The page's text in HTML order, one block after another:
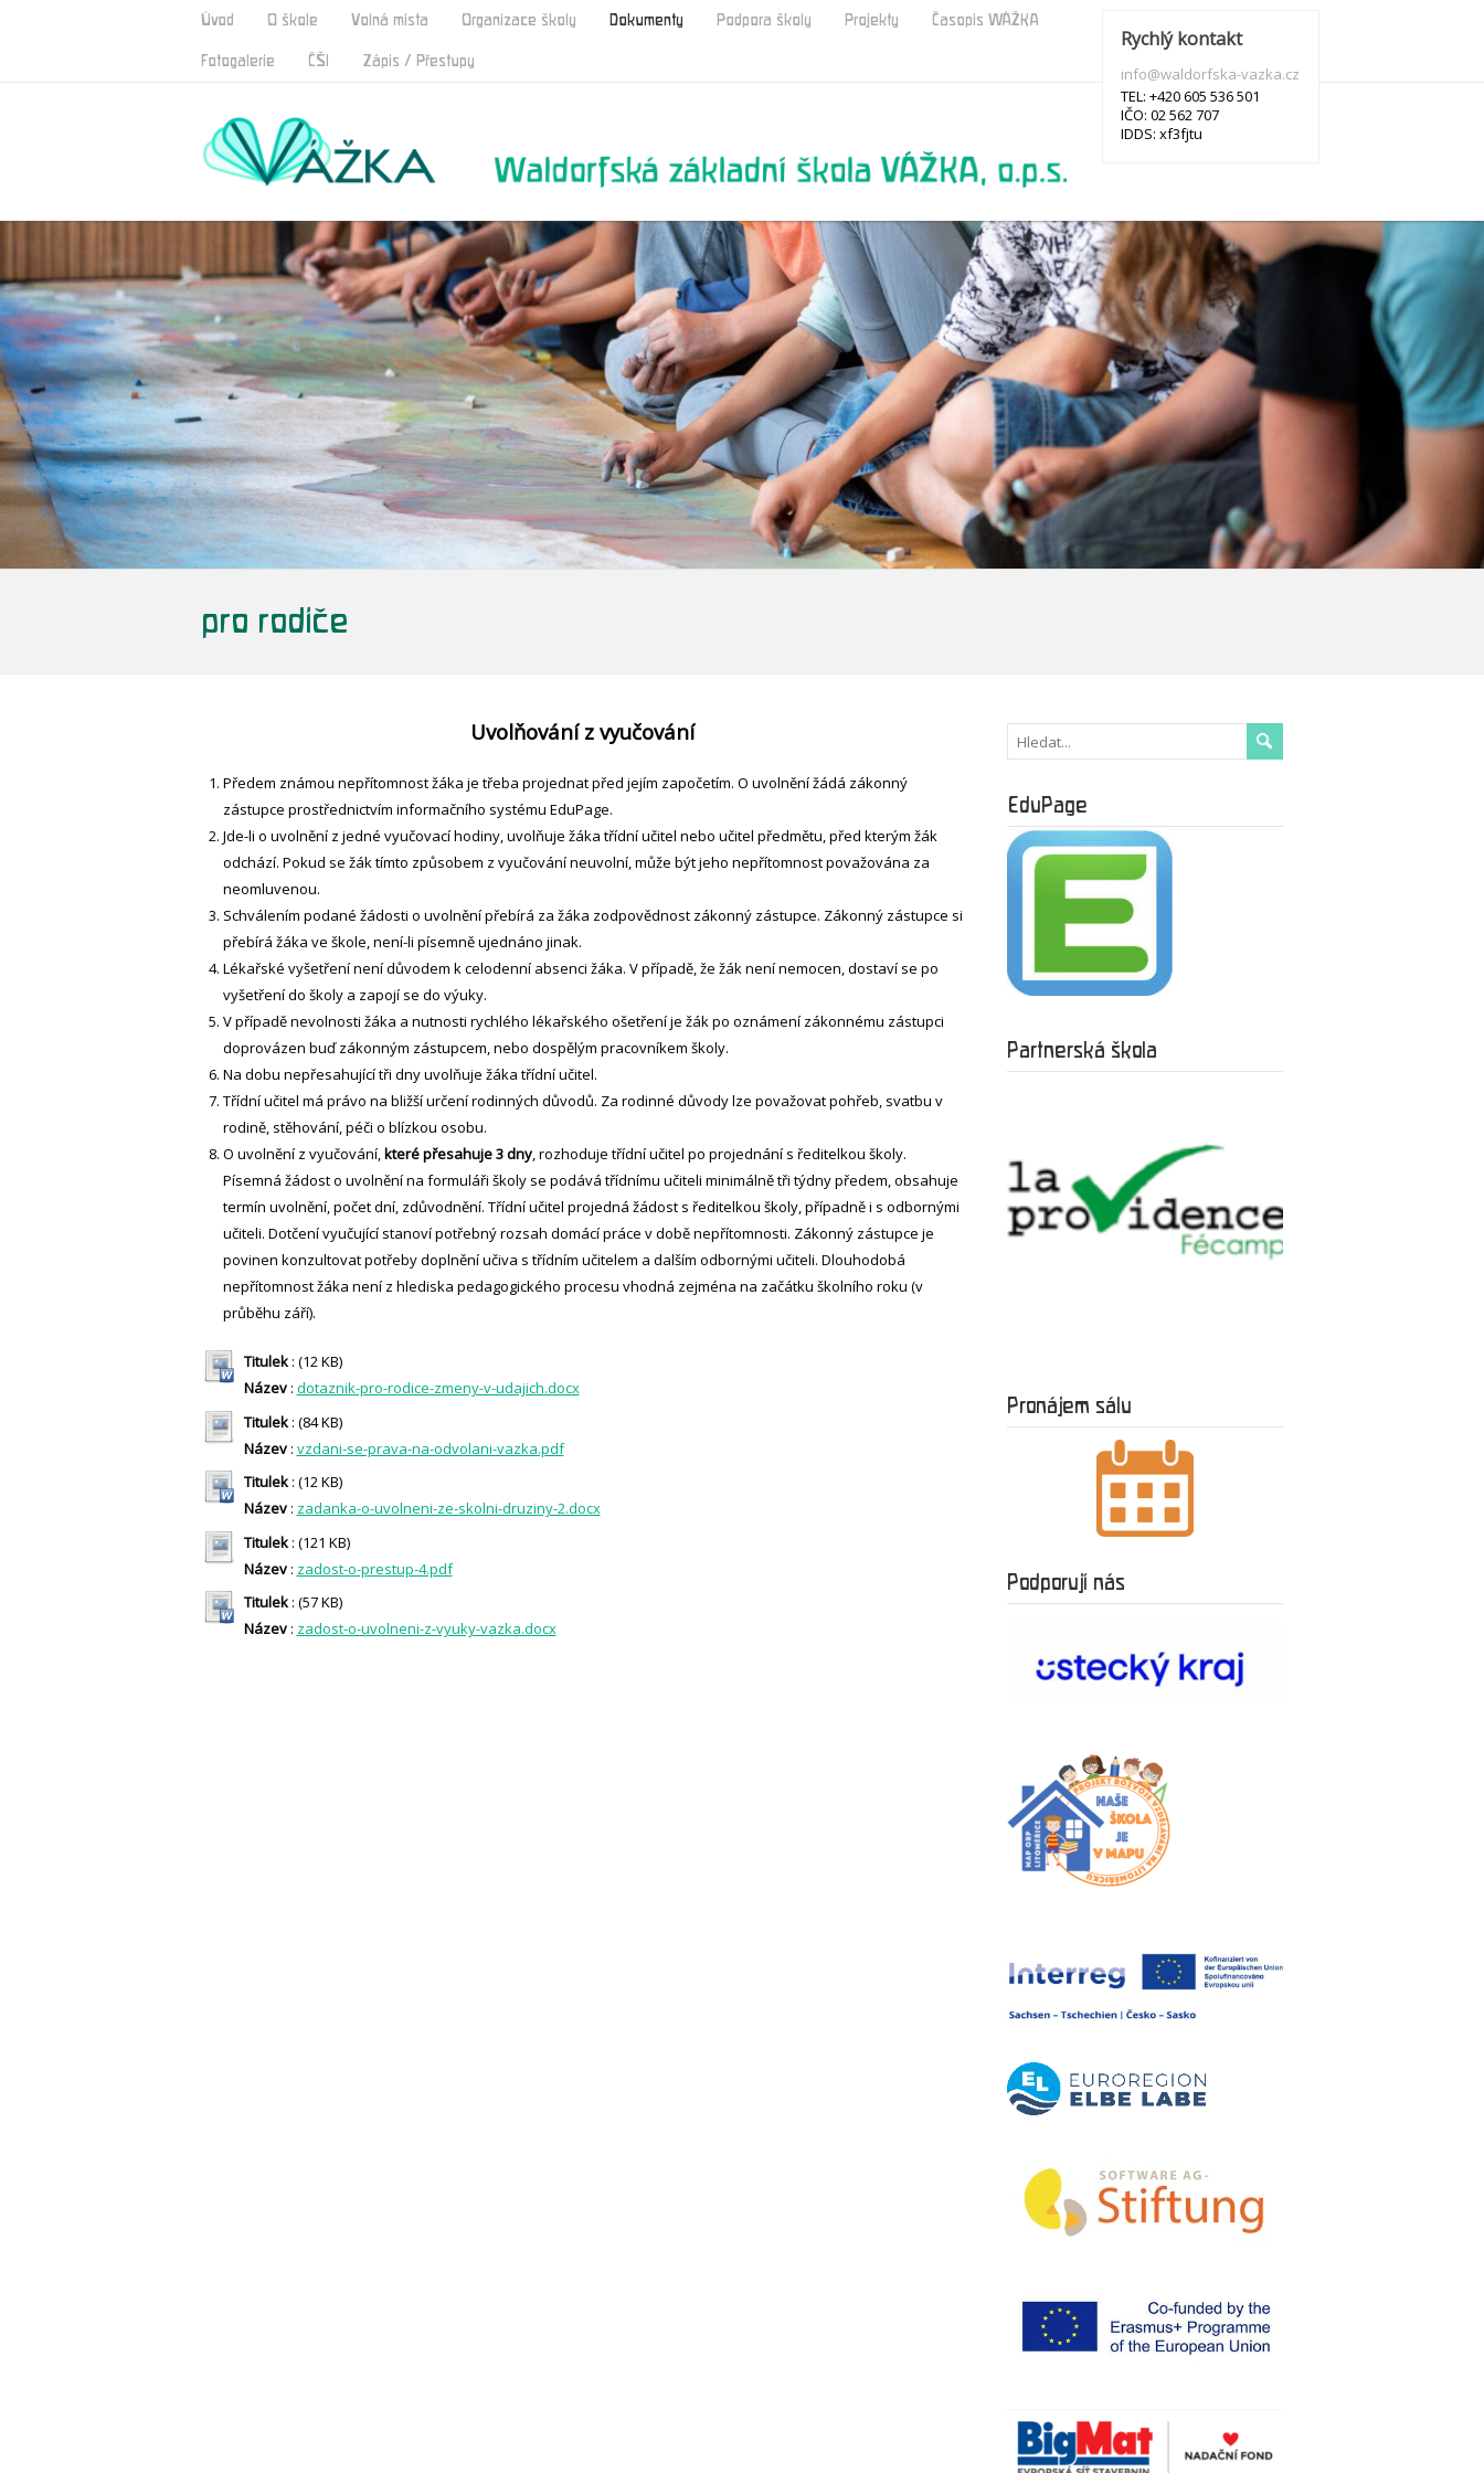
Úvod O škole Volná místa Organizace školy Dokumenty Podpora školy Projekty Časopis WÁŽKA
Fotogalerie ČŠI Zápis / Přestupy
Rychlý kontakt
info@waldorfska-vazka.cz
TEL: +420 605 536 501
IČO: 02 562 707
IDDS: xf3fjtu
pro rodiče
Uvolňování z vyučování
Předem známou nepřítomnost žáka je třeba projednat před jejím započetím. O uvolnění žádá zákonný
zástupce prostřednictvím informačního systému EduPage.
Jde-li o uvolnění z jedné vyučovací hodiny, uvolňuje žáka třídní učitel nebo učitel předmětu, před kterým žák
odchází. Pokud se žák tímto způsobem z vyučování neuvolní, může být jeho nepřítomnost považována za
neomluvenou.
Schválením podané žádosti o uvolnění přebírá za žáka zodpovědnost zákonný zástupce. Zákonný zástupce si
přebírá žáka ve škole, není-li písemně ujednáno jinak.
Lékařské vyšetření není důvodem k celodenní absenci žáka. V případě, že žák není nemocen, dostaví se po
vyšetření do školy a zapojí se do výuky.
V případě nevolnosti žáka a nutnosti rychlého lékařského ošetření je žák po oznámení zákonnému zástupci
doprovázen buď zákonným zástupcem, nebo dospělým pracovníkem školy.
Na dobu nepřesahující tři dny uvolňuje žáka třídní učitel.
Třídní učitel má právo na bližší určení rodinných důvodů. Za rodinné důvody lze považovat pohřeb, svatbu v
rodině, stěhování, péči o blízkou osobu.
O uvolnění z vyučování,které přesahuje 3 dny, rozhoduje třídní učitel po projednání s ředitelkou školy.
Písemná žádost o uvolnění na formuláři školy se podává třídnímu učiteli minimálně tři týdny předem, obsahuje
termín uvolnění, počet dní, zdůvodnění. Třídní učitel projedná žádost s ředitelkou školy, případně i s odbornými
učiteli. Dotčení vyučující stanoví potřebný rozsah domácí práce v době nepřítomnosti. Zákonný zástupce je
povinen konzultovat potřeby doplnění učiva s třídním učitelem a dalším odbornými učiteli. Dlouhodobá
nepřítomnost žáka není z hlediska pedagogického procesu vhodná zejména na začátku školního roku (v
průběhu září).
Titulek: (12 KB)
Název: dotaznik-pro-rodice-zmeny-v-udajich.docx
Titulek: (84 KB)
Název: vzdani-se-prava-na-odvolani-vazka.pdf
Titulek: (12 KB)
Název: zadanka-o-uvolneni-ze-skolni-druziny-2.docx
Titulek: (121 KB)
Název: zadost-o-prestup-4.pdf
Titulek: (57 KB)
Název: zadost-o-uvolneni-z-vyuky-vazka.docx
EduPage
Partnerská škola
Pronájem sálu
Podporují nás